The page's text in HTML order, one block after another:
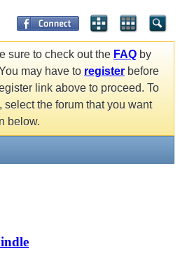
sure to check out the FAQ by
may have to register before
link above to proceed. To
the forum that you want
below.